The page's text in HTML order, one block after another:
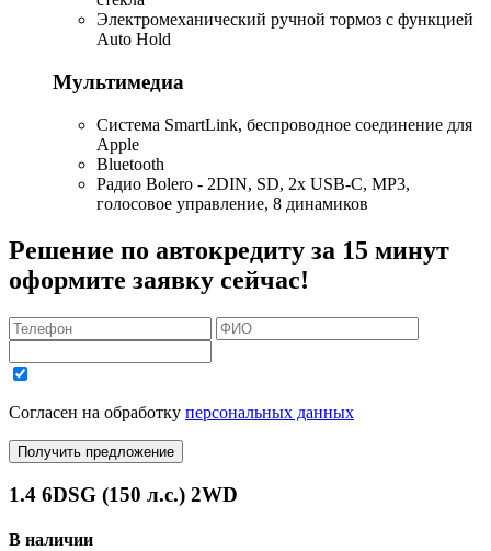
Электромеханический ручной тормоз с функцией
Auto Hold
Мультимедиа
Система SmartLink, беспроводное соединение для
Apple
Bluetooth
Радио Bolero - 2DIN, SD, 2x USB-C, MP3,
голосовое управление, 8 динамиков
Решение по автокредиту за 15 минут
оформите заявку сейчас!
Согласен на обработку персональных данных
Получить предложение
1.4 6DSG (150 л.с.) 2WD
В наличии